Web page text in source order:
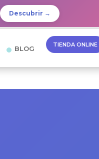
Descubrir →
BLOG TIENDA ONLINE